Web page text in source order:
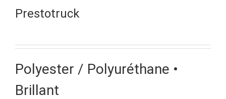
Prestotruck
Polyester / Polyuréthane •
Brillant